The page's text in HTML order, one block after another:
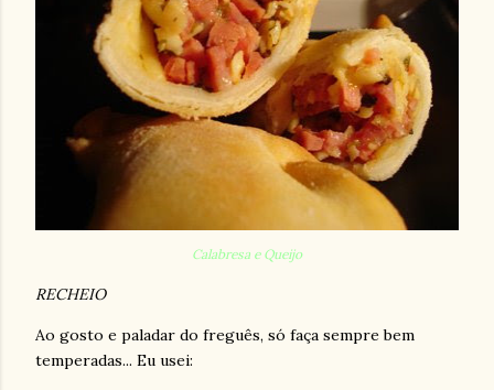
Calabresa e Queijo
RECHEIO
Ao gosto e paladar do freguês, só faça sempre bem
temperadas... Eu usei: